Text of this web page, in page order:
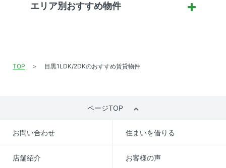
エリア別おすすめ物件
TOP 目黒1LDK/2DKのおすすめ賃貸物件
ページTOP
お問い合わせ 住まいを借りる
店舗紹介 お客様の声